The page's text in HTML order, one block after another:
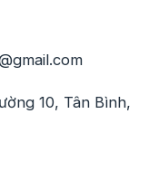
10, Tân Bình,